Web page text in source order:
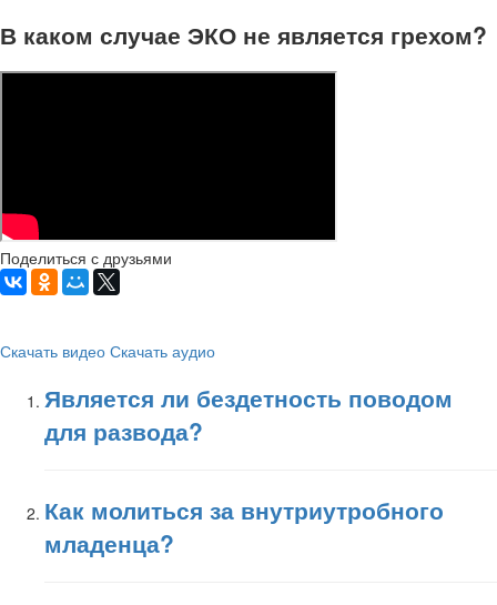
В каком случае ЭКО не является грехом?
Поделиться с друзьями
Скачать видео Скачать аудио
Является ли бездетность поводом
для развода?
Как молиться за внутриутробного
младенца?